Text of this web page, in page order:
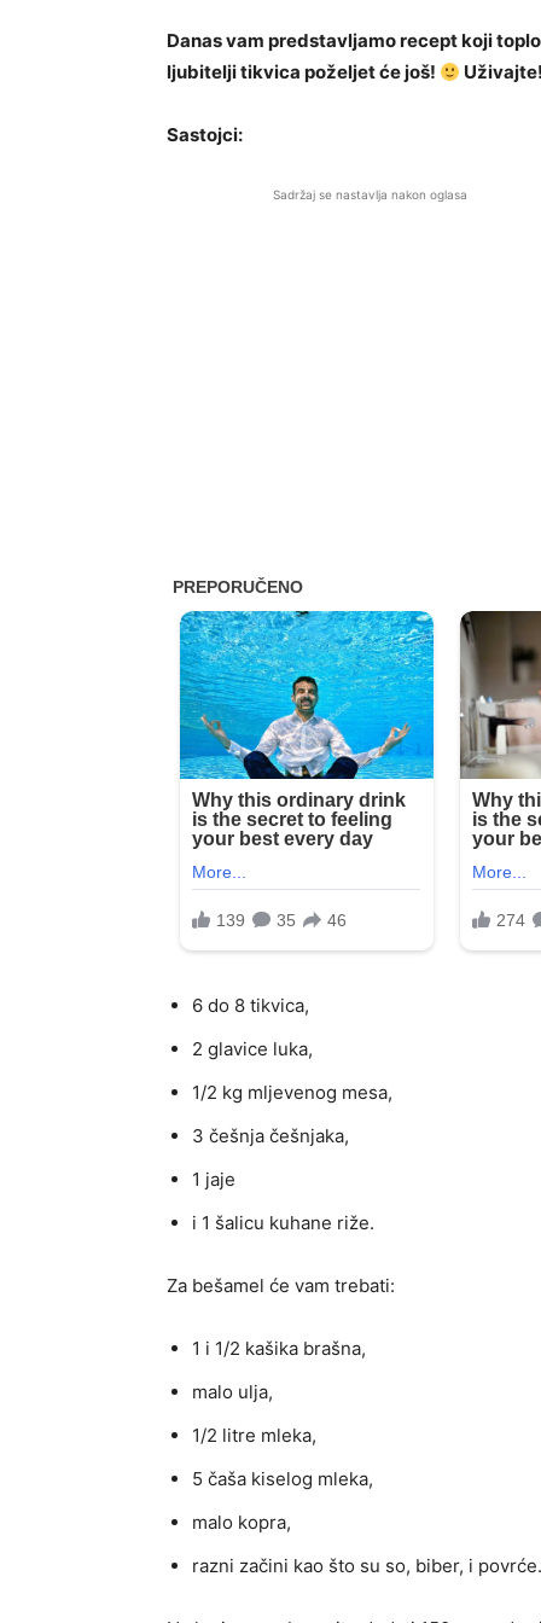
Danas vam predstavljamo recept koji
ljubitelji tikvica poželjet će još!
Sastojci:
Sadržaj se nastavlja nakon oglasa
6 do 8 tikvica,
2 glavice luka,
1/2 kg mljevenog mesa,
3 češnja češnjaka,
1 jaje
i 1 šalicu kuhane riže.
Za bešamel će vam trebati:
1 i 1/2 kašika brašna,
malo ulja,
1/2 litre mleka,
5 čaša kiselog mleka,
malo kopra,
razni začini kao što su so, biber, i povrće.